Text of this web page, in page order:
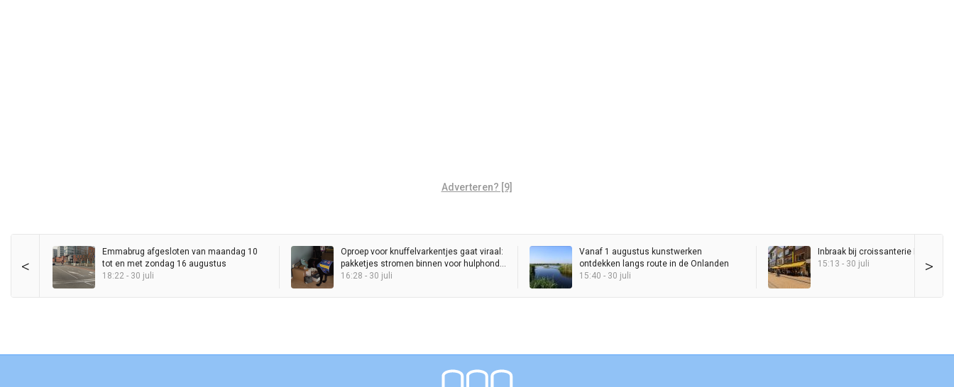
Adverteren? [9]
< >
Emmabrug afgesloten van maandag 10
tot en met zondag 16 augustus
18:22 - 30 juli
Oproep voor knuffelvarkentjes gaat viraal:
pakketjes stromen binnen voor hulphond
Entli
16:28 - 30 juli
Vanaf 1 augustus kunstwerken
ontdekken langs route in de Onlanden
15:40 - 30 juli
Inbraak bij croissanterie Pigalle
15:13 - 30 juli